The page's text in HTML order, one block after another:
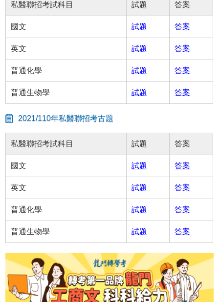
私醫聯招考試科目 試題 答案
國文 試題 答案
英文 試題 答案
普通化學 試題 答案
普通生物學 試題 答案
2021/110年私醫聯招考古題
私醫聯招考試科目 試題 答案
國文 試題 答案
英文 試題 答案
普通化學 試題 答案
普通生物學 試題 答案